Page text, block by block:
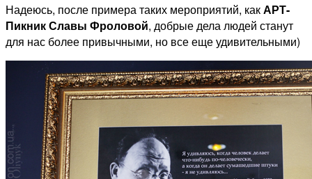
Надеюсь, после примера таких мероприятий, какАРТ-
Пикник Славы Фроловой, добрые дела людей станут
для нас более привычными, но все еще удивительными)